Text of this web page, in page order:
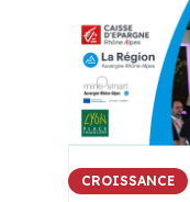
CROISSANCE